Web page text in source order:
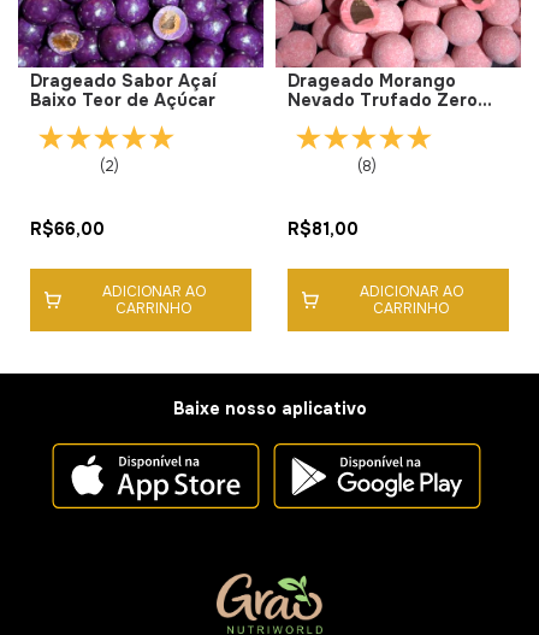
Drageado Sabor Açaí
Baixo Teor de Açúcar
(2)
R$66,00
ADICIONAR AO
CARRINHO
Drageado Morango
Nevado Trufado Zero
(8)
R$81,00
ADICIONAR AO
CARRINHO
Baixe nosso aplicativo